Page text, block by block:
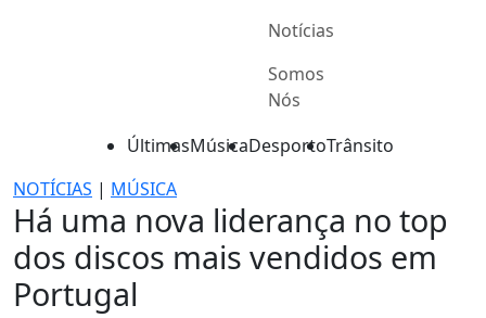
Notícias
Somos
Nós
ÚltimasMúsicaDesportoTrânsito
NOTÍCIAS | MÚSICA
Há uma nova liderança no top
dos discos mais vendidos em
Portugal